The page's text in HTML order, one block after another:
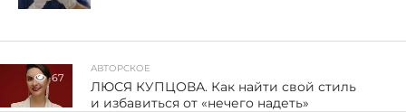
67
АВТОРСКОЕ
ЛЮСЯ КУПЦОВА. Как найти свой стиль
и избавиться от «нечего надеть»